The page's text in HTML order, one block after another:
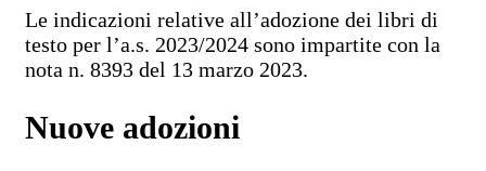
Le indicazioni relative all’adozione dei libri di
testo per l’a.s. 2023/2024 sono impartite con la
nota n. 8393 del 13 marzo 2023.
Nuove adozioni